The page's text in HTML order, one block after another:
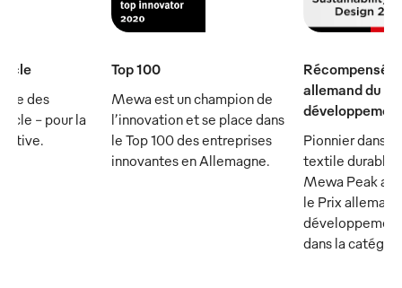
des
- pour la
Top 100
Mewa est un champion de
l’innovation et se place dans
le Top 100 des entreprises
innovantes en Allemagne.
Récompensé
allemand du
Pionnier dans
textile durable
Mewa Peak a
le Prix
dans la